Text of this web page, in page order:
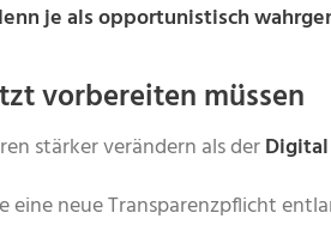
je als opportunistisch
vorbereiten müssen
stärker verändern als der
neue Transparenzpflicht